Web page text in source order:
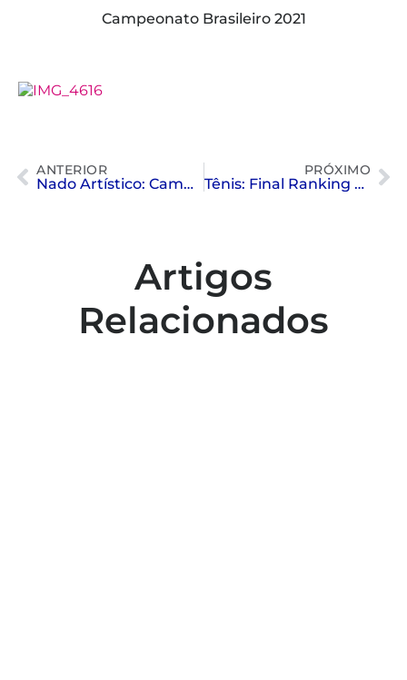
Campeonato Brasileiro 2021
ANTERIOR
Nado Artístico: Campeonato Brasileiro
PRÓXIMO
Tênis: Final Ranking Paineiras 2021
Artigos
Relacionados